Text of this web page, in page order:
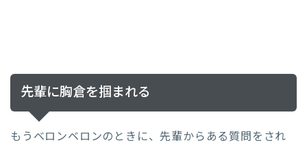
先輩に胸倉を掴まれる
もうベロンベロンのときに、先輩からある質問をされ